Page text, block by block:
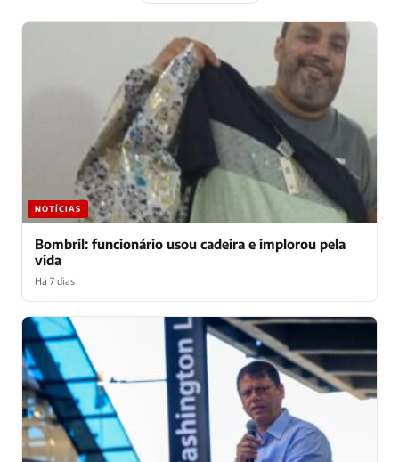
NOTÍCIAS
Bombril: funcionário usou cadeira e implorou pela
vida
Há 7 dias